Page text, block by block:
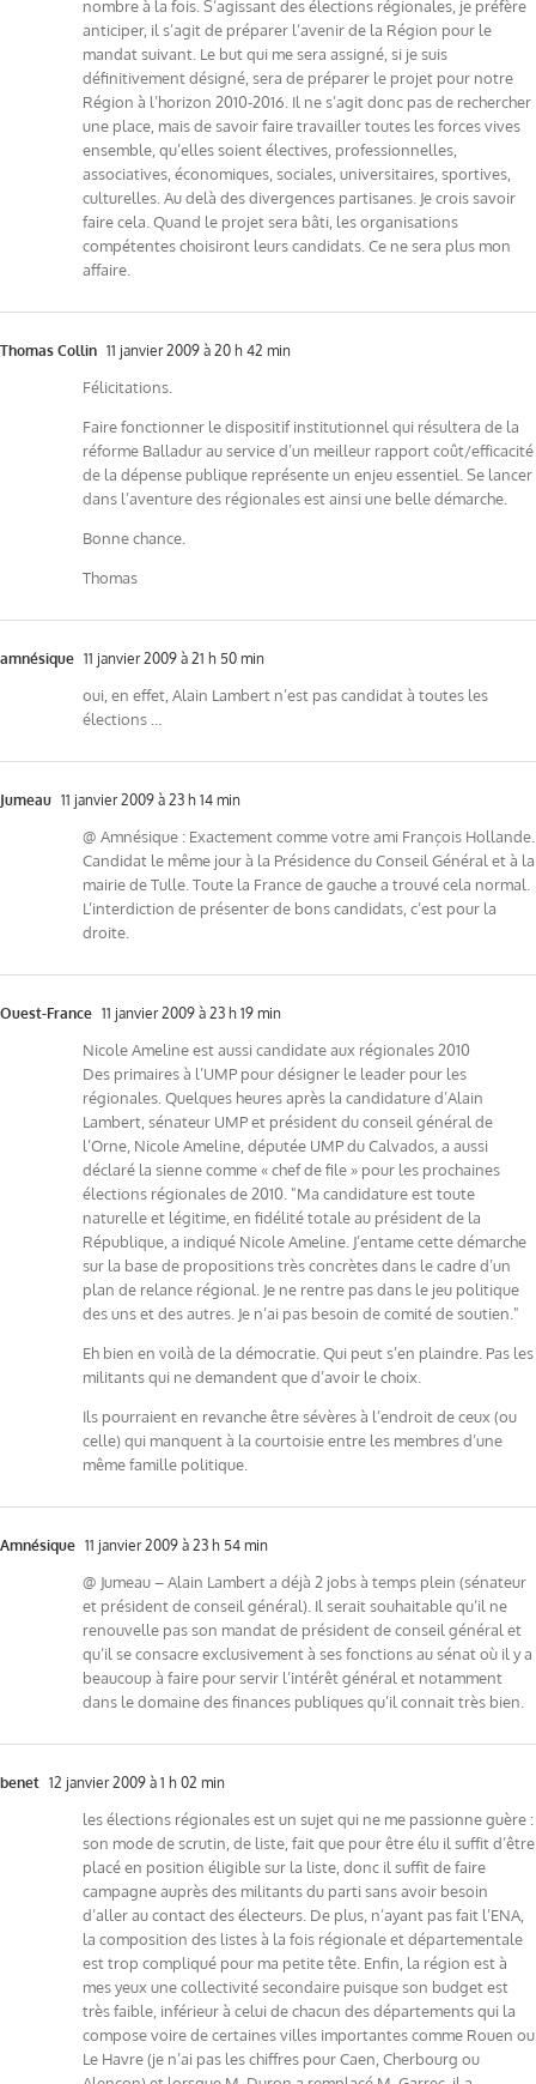
nombre à la fois. S’agissant des élections régionales, je préfère
anticiper, il s’agit de préparer l’avenir de la Région pour le
mandat suivant. Le but qui me sera assigné, si je suis
définitivement désigné, sera de préparer le projet pour notre
Région à l’horizon 2010-2016. Il ne s’agit donc pas de rechercher
une place, mais de savoir faire travailler toutes les forces vives
ensemble, qu’elles soient électives, professionnelles,
associatives, économiques, sociales, universitaires, sportives,
culturelles. Au delà des divergences partisanes. Je crois savoir
faire cela. Quand le projet sera bâti, les organisations
compétentes choisiront leurs candidats. Ce ne sera plus mon
affaire.
Thomas Collin 11 janvier 2009 à 20 h 42 min
Félicitations.
Faire fonctionner le dispositif institutionnel qui résultera de la
réforme Balladur au service d’un meilleur rapport coût/efficacité
de la dépense publique représente un enjeu essentiel. Se lancer
dans l’aventure des régionales est ainsi une belle démarche.
Bonne chance.
Thomas
amnésique 11 janvier 2009 à 21 h 50 min
oui, en effet, Alain Lambert n’est pas candidat à toutes les
élections …
Jumeau 11 janvier 2009 à 23 h 14 min
@ Amnésique : Exactement comme votre ami François Hollande.
Candidat le même jour à la Présidence du Conseil Général et à la
mairie de Tulle. Toute la France de gauche a trouvé cela normal.
L’interdiction de présenter de bons candidats, c’est pour la
droite.
Ouest-France 11 janvier 2009 à 23 h 19 min
Nicole Ameline est aussi candidate aux régionales 2010
Des primaires à l’UMP pour désigner le leader pour les
régionales. Quelques heures après la candidature d’Alain
Lambert, sénateur UMP et président du conseil général de
l’Orne, Nicole Ameline, députée UMP du Calvados, a aussi
déclaré la sienne comme « chef de file » pour les prochaines
élections régionales de 2010. "Ma candidature est toute
naturelle et légitime, en fidélité totale au président de la
République, a indiqué Nicole Ameline. J’entame cette démarche
sur la base de propositions très concrètes dans le cadre d’un
plan de relance régional. Je ne rentre pas dans le jeu politique
des uns et des autres. Je n’ai pas besoin de comité de soutien."
Eh bien en voilà de la démocratie. Qui peut s’en plaindre. Pas les
militants qui ne demandent que d’avoir le choix.
Ils pourraient en revanche être sévères à l’endroit de ceux (ou
celle) qui manquent à la courtoisie entre les membres d’une
même famille politique.
Amnésique 11 janvier 2009 à 23 h 54 min
@ Jumeau – Alain Lambert a déjà 2 jobs à temps plein (sénateur
et président de conseil général). Il serait souhaitable qu’il ne
renouvelle pas son mandat de président de conseil général et
qu’il se consacre exclusivement à ses fonctions au sénat où il y a
beaucoup à faire pour servir l’intérêt général et notamment
dans le domaine des finances publiques qu’il connait très bien.
benet 12 janvier 2009 à 1 h 02 min
les élections régionales est un sujet qui ne me passionne guère :
son mode de scrutin, de liste, fait que pour être élu il suffit d’être
placé en position éligible sur la liste, donc il suffit de faire
campagne auprès des militants du parti sans avoir besoin
d’aller au contact des électeurs. De plus, n’ayant pas fait l’ENA,
la composition des listes à la fois régionale et départementale
est trop compliqué pour ma petite tête. Enfin, la région est à
mes yeux une collectivité secondaire puisque son budget est
très faible, inférieur à celui de chacun des départements qui la
compose voire de certaines villes importantes comme Rouen ou
Le Havre (je n’ai pas les chiffres pour Caen, Cherbourg ou